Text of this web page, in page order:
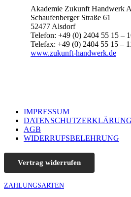
Akademie Zukunft Handwerk
Schaufenberger Straße 61
52477 Alsdorf
Telefon: +49 (0) 2404 55 15 –
Telefax: +49 (0) 2404 55 15 –
www.zukunft-handwerk.de
IMPRESSUM
DATENSCHUTZERKLÄRUNG
AGB
WIDERRUFSBELEHRUNG
Vertrag widerrufen
ZAHLUNGSARTEN